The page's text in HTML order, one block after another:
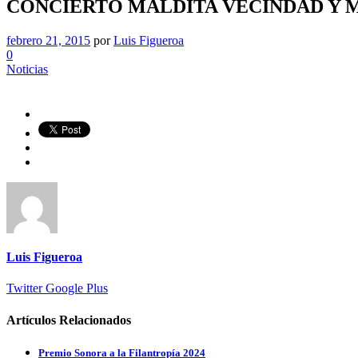
CONCIERTO MALDITA VECINDAD Y
febrero 21, 2015 porLuis Figueroa
0
Noticias
Luis Figueroa
TwitterGoogle Plus
Artículos Relacionados
Premio Sonora a la Filantropía 2024